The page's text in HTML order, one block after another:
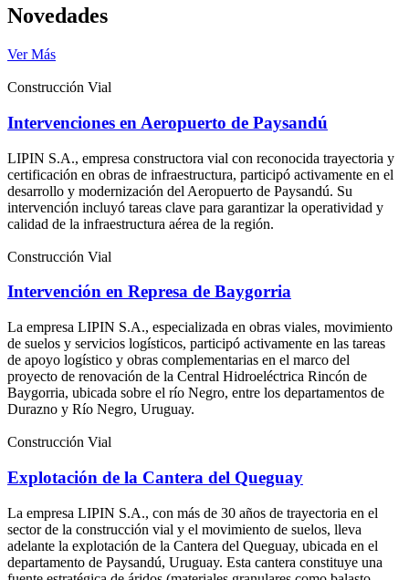
Novedades
Ver Más
Construcción Vial
Intervenciones en Aeropuerto de Paysandú
LIPIN S.A., empresa constructora vial con reconocida trayectoria y
certificación en obras de infraestructura, participó activamente en el
desarrollo y modernización del Aeropuerto de Paysandú. Su
intervención incluyó tareas clave para garantizar la operatividad y
calidad de la infraestructura aérea de la región.
Construcción Vial
Intervención en Represa de Baygorria
La empresa LIPIN S.A., especializada en obras viales, movimiento
de suelos y servicios logísticos, participó activamente en las tareas
de apoyo logístico y obras complementarias en el marco del
proyecto de renovación de la Central Hidroeléctrica Rincón de
Baygorria, ubicada sobre el río Negro, entre los departamentos de
Durazno y Río Negro, Uruguay.
Construcción Vial
Explotación de la Cantera del Queguay
La empresa LIPIN S.A., con más de 30 años de trayectoria en el
sector de la construcción vial y el movimiento de suelos, lleva
adelante la explotación de la Cantera del Queguay, ubicada en el
departamento de Paysandú, Uruguay. Esta cantera constituye una